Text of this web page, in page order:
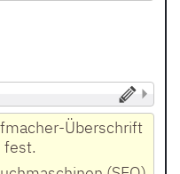
Überschrift
fest.